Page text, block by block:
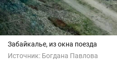
Забайкалье, из окна поезда
Источник: Богдана Павлова